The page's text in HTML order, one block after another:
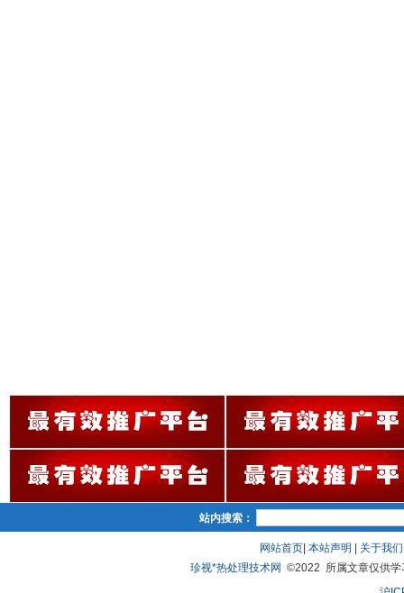
站内搜索：
网站首页| 本站声明 关于我们
珍视*热处理技术网 ©2022 所属文章仅供学